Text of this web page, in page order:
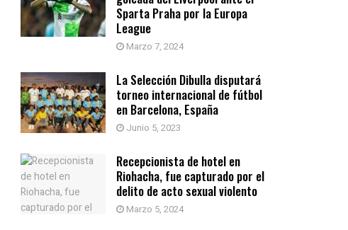
Sparta Praha por la Europa
League
Marzo 7, 2024
La Selección Dibulla disputará
torneo internacional de fútbol
en Barcelona, España
Junio 5, 2023
Recepcionista de hotel en
Riohacha, fue capturado por el
delito de acto sexual violento
Marzo 5, 2024